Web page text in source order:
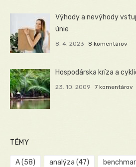
Výhody a nevýhody
únie
8. 4. 2023 8 komentárov
Hospodárska kríza a
23. 10. 2009 7 komentárov
TÉMY
A(58) analýza (47)